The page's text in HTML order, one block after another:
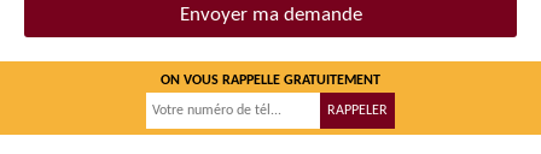
ON VOUS RAPPELLE GRATUITEMENT